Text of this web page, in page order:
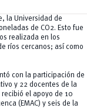
la Universidad de
de CO2. Esto fue
realizada en los
ríos cercanos; así como
con la participación de
y 22 docentes de la
el apoyo de 10
(EMAC) y seis de la